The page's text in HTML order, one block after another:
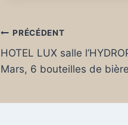
Navigation
de
PRÉCÉDENT
HOTEL LUX salle
Mars, 6 bouteilles de